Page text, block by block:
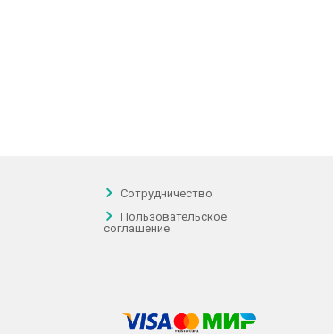
Сотрудничество
Пользовательское
соглашение